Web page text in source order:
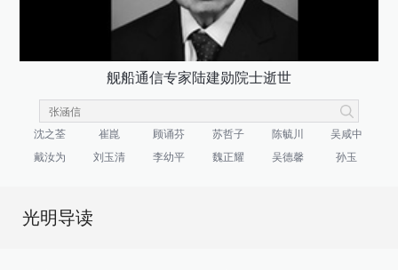
舰船通信专家陆建勋院士逝世
沈之荃 崔崑 顾诵芬 苏哲子 陈毓川
吴咸中
戴汝为
刘玉清 李幼平 魏正耀 吴德馨 孙玉
光明导读